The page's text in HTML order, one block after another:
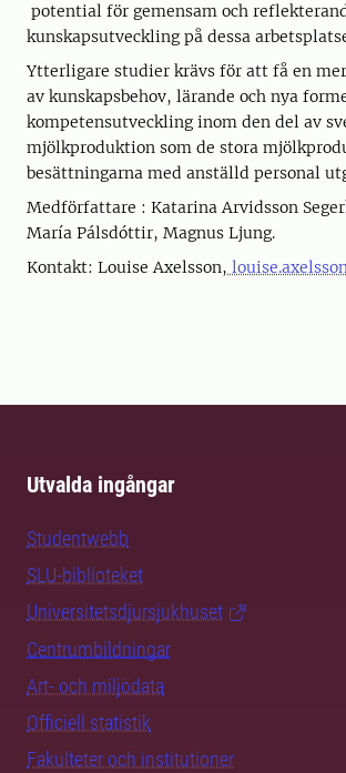
potential för gemensam och
kunskapsutveckling på dessa
Ytterligare studier krävs för att få en
av kunskapsbehov, lärande och nya
kompetensutveckling inom den del av
mjölkproduktion som de stora
besättningarna med anställd personal
Medförfattare : Katarina Arvidsson
María Pálsdóttir, Magnus Ljung.
Kontakt: Louise Axelsson,
Utvalda ingångar
Studentwebb
SLU-biblioteket
Universitetsdjursjukhuset
Centrumbildningar
Art- och miljödata
Officiell statistik
Fakulteter och institutioner